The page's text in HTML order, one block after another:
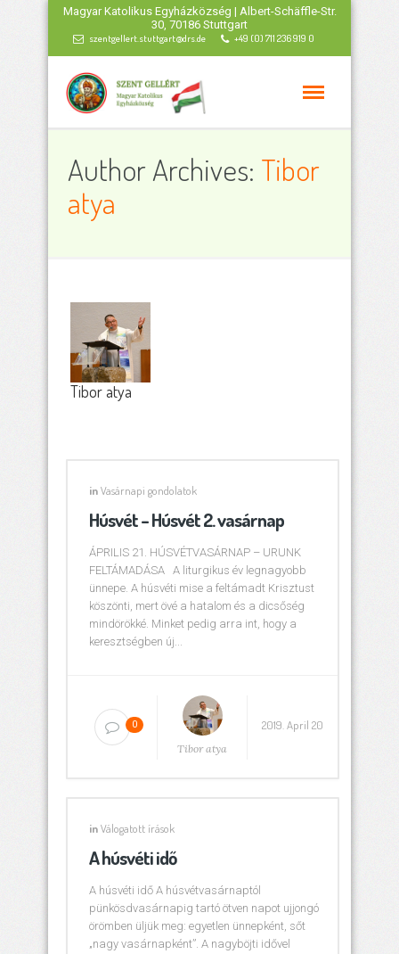
Magyar Katolikus Egyházközség | Albert-Schäffle-Str.
30, 70186 Stuttgart
szentgellert.stuttgart@drs.de +49 (0) 711 236 919 0
Author Archives: Tibor
atya
Tibor atya
inVasárnapi gondolatok
Húsvét – Húsvét 2. vasárnap
ÁPRILIS 21. HÚSVÉTVASÁRNAP – URUNK
FELTÁMADÁSA A liturgikus év legnagyobb
ünnepe. A húsvéti mise a feltámadt Krisztust
köszönti, mert övé a hatalom és a dicsőség
mindörökké. Minket pedig arra int, hogy a
keresztségben új...
0
Tibor atya
2019. April 20
inVálogatott írások
A húsvéti idő
A húsvéti idő A húsvétvasárnaptól
pünkösdvasárnapig tartó ötven napot ujjongó
örömben üljük meg: egyetlen ünnepként, sőt
„nagy vasárnapként”. A nagyböjti idővel